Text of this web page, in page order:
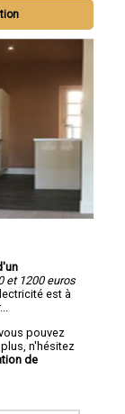
et 1200 euros
est à
pouvez
n'hésitez
de